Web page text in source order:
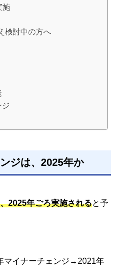
施
検討中の方へ
ジ
ジは、2025年か
2025年ごろ実施されると予
マイナーチェンジ→2021年